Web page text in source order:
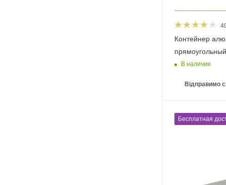
Контейнер
В наличии
Відправимо
Бесплатная